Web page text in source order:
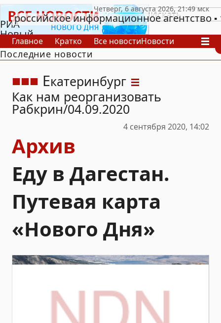
РИА
Новый
День
российское информационное агентство
Главное Кратко Все новостиНовости
В России
В мире
Последние новости
Екатеринбург
Как нам реорганизовать
Рабкрин 04.09.2020
4 сентября 2020, 14:02
Архив
Еду в Дагестан.
Путевая карта
«Нового Дня»